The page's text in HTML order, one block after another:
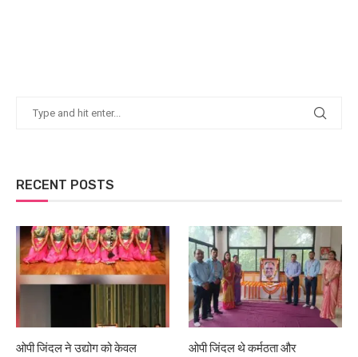
RECENT POSTS
ओपी जिंदल ने उद्योग को केवल
ओपी जिंदल थे कर्मठता और